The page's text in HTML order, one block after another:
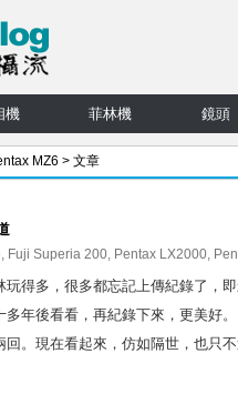
機 菲林機 鏡頭
MZ6 > 文章
, Fuji Superia 200, Pentax LX2000,
玩得多，很多都忘記上傳紀錄了，
多年後看看，再紀錄下來，更美好
回。現在看起來，仿如隔世，也只